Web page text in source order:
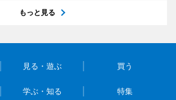
もっと見る
見る・遊ぶ 買う
学ぶ・知る 特集